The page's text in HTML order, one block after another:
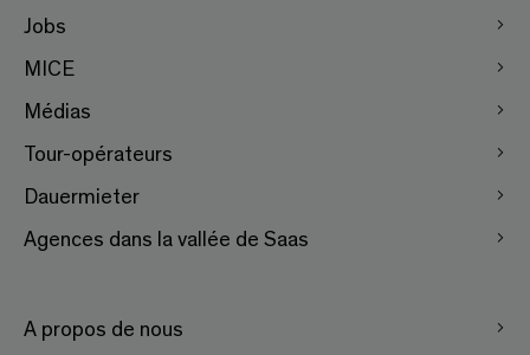
Jobs
MICE
Médias
Tour-opérateurs
Dauermieter
Agences dans la vallée de Saas
A propos de nous